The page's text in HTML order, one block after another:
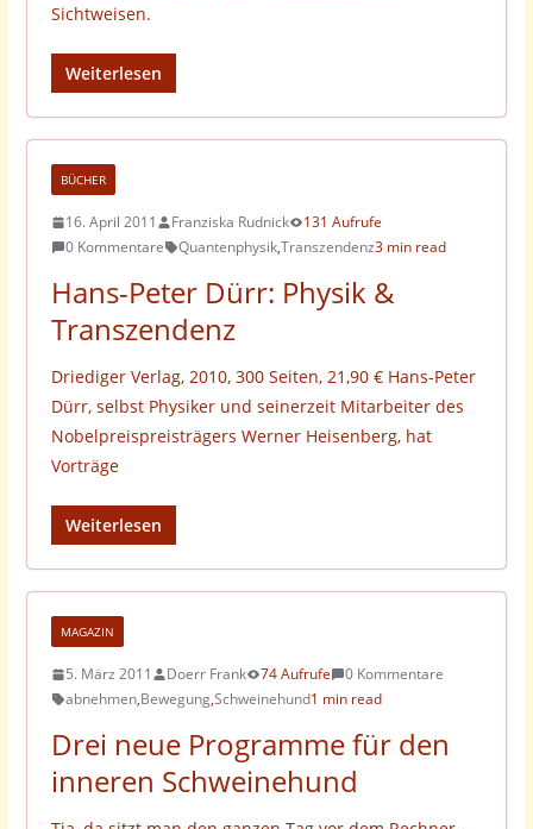
Sichtweisen.
Weiterlesen
BÜCHER
16. April 2011 Franziska Rudnick
131 Aufrufe
0 Kommentare
Quantenphysik,Transzendenz3 min read
Hans-Peter Dürr: Physik &
Transzendenz
Driediger Verlag, 2010, 300 Seiten, 21,90 € Hans-Peter
Dürr, selbst Physiker und seinerzeit Mitarbeiter des
Nobelpreispreisträgers Werner Heisenberg, hat
Vorträge
Weiterlesen
MAGAZIN
5. März 2011 Doerr Frank 74 Aufrufe
0 Kommentare
abnehmen,Bewegung,Schweinehund1 min read
Drei neue Programme für den
inneren Schweinehund